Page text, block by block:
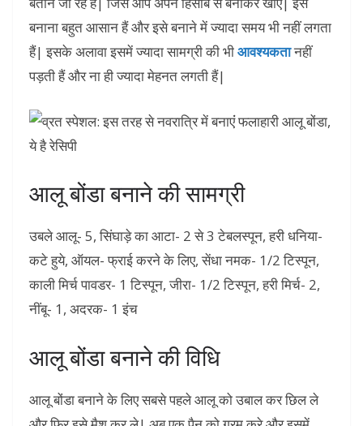
बनाना बहुत आसान हैं और इसे बनाने में ज्यादा समय भी नहीं लगता
हैं| इसके अलावा इसमें ज्यादा सामग्री की भीआवश्यकतानहीं
पड़ती हैं और ना ही ज्यादा मेहनत लगती हैं|
आलू बोंडा बनाने की सामग्री
उबले आलू- 5, सिंघाड़े का आटा- 2 से 3 टेबलस्पून, हरी धनिया-
कटे हुये, ऑयल- फ्राई करने के लिए, सेंधा नमक- 1/2 टिस्पून,
काली मिर्च पावडर- 1 टिस्पून, जीरा- 1/2 टिस्पून, हरी मिर्च- 2,
नींबू- 1, अदरक- 1 इंच
आलू बोंडा बनाने की विधि
आलू बोंडा बनाने के लिए सबसे पहले आलू को उबाल कर छिल ले